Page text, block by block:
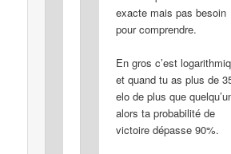
exacte mais pas besoin
pour comprendre.
En gros c’est
et quand tu as plus de
elo de plus que
alors ta probabilité de
victoire dépasse 90%.